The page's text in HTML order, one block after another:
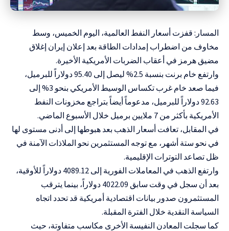
المسار: قفزت أسعار النفط العالمية، اليوم الخميس، وسط
مخاوف من اضطراب إمدادات الطاقة بعد إعلان إيران إغلاق
مضيق هرمز في أعقاب الضربات الأمريكية الأخيرة.
وارتفع خام برنت بنسبة 2.5% ليصل إلى 95.40 دولاراً للبرميل،
فيما صعد خام غرب تكساس الوسيط الأمريكي بنحو 3% إلى
92.63 دولاراً للبرميل، مدعوماً أيضاً بتراجع مخزونات النفط
الأمريكية بأكثر من 7 ملايين برميل خلال الأسبوع الماضي.
في المقابل، تعافت أسعار الذهب بعد هبوطها إلى أدنى مستوى لها
في نحو ستة أشهر، مع توجه المستثمرين نحو الملاذات الآمنة في
ظل تصاعد التوترات الإقليمية.
وارتفع الذهب في المعاملات الفورية إلى 4089.12 دولاراً للأوقية،
بعد أن سجل في وقت سابق 4022.09 دولاراً، بينما يترقب
المستثمرون صدور بيانات اقتصادية أمريكية قد تحدد اتجاه
السياسة النقدية خلال الفترة المقبلة.
كما سجلت المعادن النفيسة الأخرى مكاسب متفاوتة، حيث